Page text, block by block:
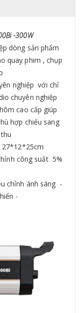
-300W
dòng sản phẩm
quay phim , chụp
nghiệp với chỉ
chuyên nghiệp
cao cấp giúp
hợp chiếu sang
27*12*25cm
công suất 5%
chỉnh ánh sáng -
-